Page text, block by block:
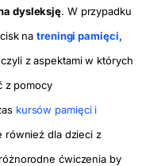
dysleksję. W przypadku
natreningi pamięci,
z aspektami w których
z pomocy
kursów pamięci i
również dla dzieci z
ćwiczenia by